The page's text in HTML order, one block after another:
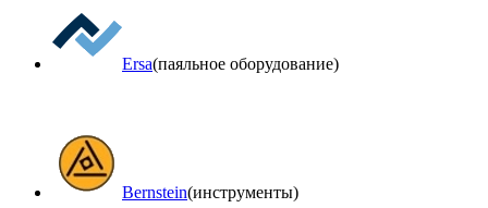
Ersa(паяльное оборудование)
Bernstein(инструменты)